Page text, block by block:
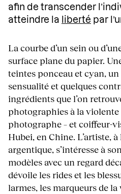
afin de transcender
atteindre la
liberté par
La courbe d’un sein ou
surface plane du papier.
teintes ponceau et cyan,
sensualité et quelques
ingrédients que l’on
photographies à la
photographe – et coiffeur-
Hubei, en Chine. L’artiste,
argentique, s’intéresse à
modèles avec un regard
dévoile les rides et les
larmes, les marqueurs de la